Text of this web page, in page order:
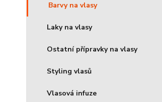
Barvy na vlasy
Laky na vlasy
Ostatní přípravky na vlasy
Styling vlasů
Vlasová infuze